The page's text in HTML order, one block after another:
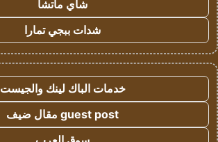
شاي ماتشا
شدات ببجي تمارا
خدمات الباك لينك والجيست
guest post مقال ضيف